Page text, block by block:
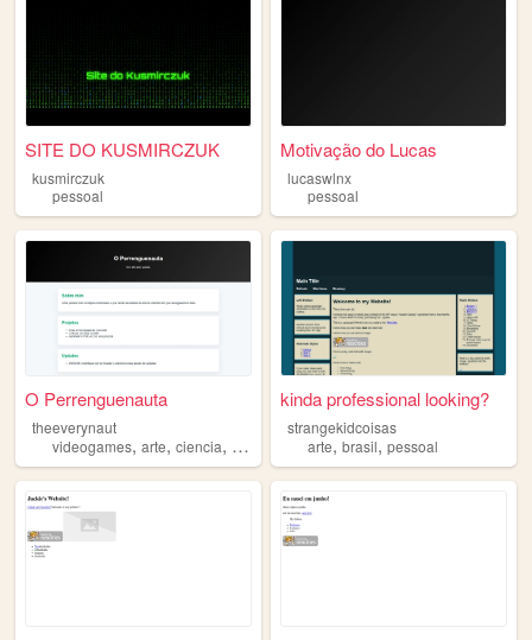
SITE DO KUSMIRCZUK
kusmirczuk
pessoal
Motivação do Lucas
lucaswlnx
pessoal
O Perrenguenauta
theeverynaut
videogames, arte, ciencia, filosofia pessoal
kinda professional looking?
strangekidcoisas
arte,brasil,pessoal